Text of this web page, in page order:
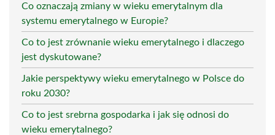
Co oznaczają zmiany w wieku emerytalnym dla
systemu emerytalnego w Europie?
Co to jest zrównanie wieku emerytalnego i dlaczego
jest dyskutowane?
Jakie perspektywy wieku emerytalnego w Polsce do
roku 2030?
Co to jest srebrna gospodarka i jak się odnosi do
wieku emerytalnego?